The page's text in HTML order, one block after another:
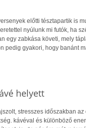
előtti tésztapartik is
nyúlunk mi futók, ha
egy zabkása követi, mely
pedig gyakori, hogy banánt
helyett
stresszes időszakban
kávéval és különböző